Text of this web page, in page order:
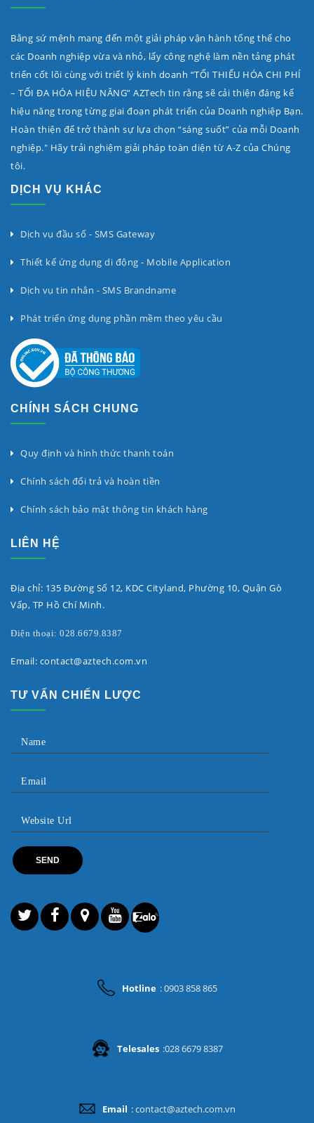
Bằng sứ mệnh mang đến một giải pháp vận hành tổng thể cho
các Doanh nghiệp vừa và nhỏ, lấy công nghệ làm nền tảng phát
triển cốt lõi cùng với triết lý kinh doanh “TỐI THIỂU HÓA CHI PHÍ
– TỐI ĐA HÓA HIỆU NĂNG” AZTech tin rằng sẽ cải thiện đáng kể
hiệu năng trong từng giai đoạn phát triển của Doanh nghiệp Bạn.
Hoàn thiện để trở thành sự lựa chọn “sáng suốt” của mỗi Doanh
nghiệp." Hãy trải nghiệm giải pháp toàn diện từ A-Z của Chúng
tôi.
DỊCH VỤ KHÁC
Dịch vụ đầu số - SMS Gateway
Thiết kế ứng dụng di động - Mobile Application
Dịch vụ tin nhắn - SMS Brandname
Phát triển ứng dụng phần mềm theo yêu cầu
CHÍNH SÁCH CHUNG
Quy định và hình thức thanh toán
Chính sách đổi trả và hoàn tiền
Chính sách bảo mật thông tin khách hàng
LIÊN HỆ
Địa chỉ: 135 Đường Số 12, KDC Cityland, Phường 10, Quận Gò
Vấp, TP Hồ Chí Minh.
Điện thoại: 028.6679.8387
Email: contact@aztech.com.vn
TƯ VẤN CHIẾN LƯỢC
Hotline : 0903 858 865
Telesales :028 6679 8387
Email : contact@aztech.com.vn